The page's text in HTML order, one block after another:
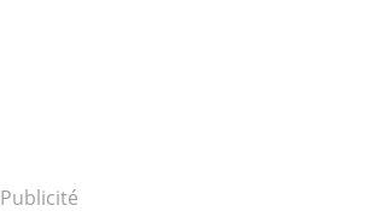
Publicité